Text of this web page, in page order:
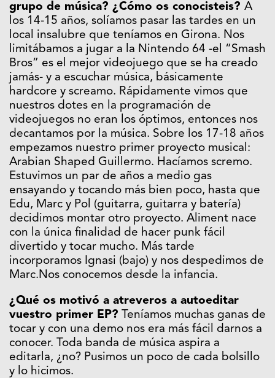
grupo de música? ¿Cómo os conocisteis? A
los 14-15 años, solíamos pasar las tardes en un
local insalubre que teníamos en Girona. Nos
limitábamos a jugar a la Nintendo 64 -el “Smash
Bros” es el mejor videojuego que se ha creado
jamás- y a escuchar música, básicamente
hardcore y screamo. Rápidamente vimos que
nuestros dotes en la programación de
videojuegos no eran los óptimos, entonces nos
decantamos por la música. Sobre los 17-18 años
empezamos nuestro primer proyecto musical:
Arabian Shaped Guillermo. Hacíamos scremo.
Estuvimos un par de años a medio gas
ensayando y tocando más bien poco, hasta que
Edu, Marc y Pol (guitarra, guitarra y batería)
decidimos montar otro proyecto. Aliment nace
con la única finalidad de hacer punk fácil
divertido y tocar mucho. Más tarde
incorporamos Ignasi (bajo) y nos despedimos de
Marc.Nos conocemos desde la infancia.
¿Qué os motivó a atreveros a autoeditar
vuestro primer EP? Teníamos muchas ganas de
tocar y con una demo nos era más fácil darnos a
conocer. Toda banda de música aspira a
editarla, ¿no? Pusimos un poco de cada bolsillo
y lo hicimos.